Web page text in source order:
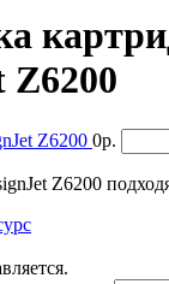
Z6200
Z6200 0р.
Z6200